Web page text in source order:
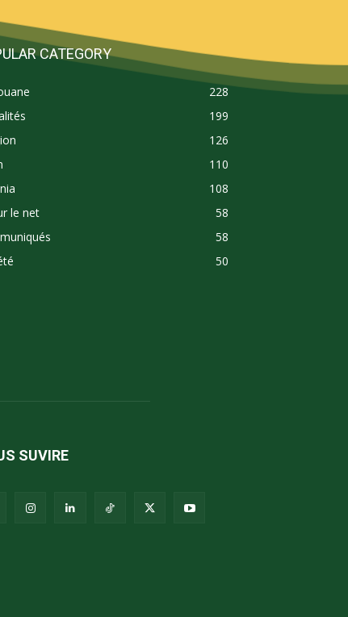
CATEGORY
228
199
126
110
108
le net
58
58
50
SUVIRE